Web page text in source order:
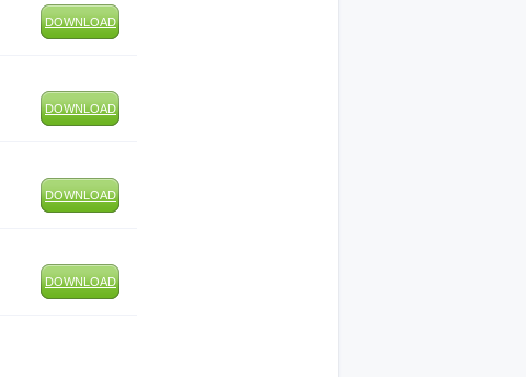
DOWNLOAD
DOWNLOAD
DOWNLOAD
DOWNLOAD